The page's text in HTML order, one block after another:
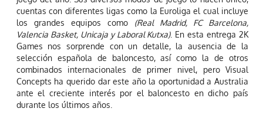
cuentas con diferentes ligas como la Euroliga el cual incluye
los grandes equipos como (Real Madrid, FC Barcelona,
Valencia Basket, Unicaja y Laboral Kutxa). En esta entrega 2K
Games nos sorprende con un detalle, la ausencia de la
selección española de baloncesto, así como la de otros
combinados internacionales de primer nivel, pero Visual
Concepts ha querido dar este año la oportunidad a Australia
ante el creciente interés por el baloncesto en dicho país
durante los últimos años.